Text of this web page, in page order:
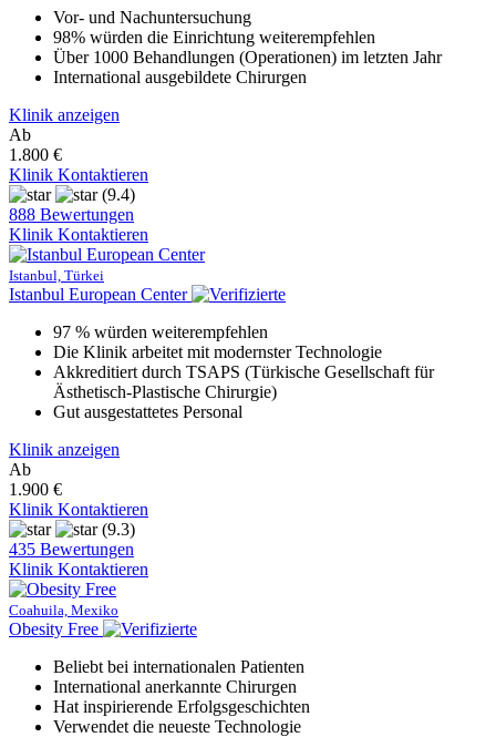
Vor- und Nachuntersuchung
98% würden die Einrichtung weiterempfehlen
Über 1000 Behandlungen (Operationen) im letzten Jahr
International ausgebildete Chirurgen
Klinik anzeigen
Ab
1.800 €
Klinik Kontaktieren
(9.4)
888 Bewertungen
Klinik Kontaktieren
Istanbul, Türkei
Istanbul European Center
97 % würden weiterempfehlen
Die Klinik arbeitet mit modernster Technologie
Akkreditiert durch TSAPS (Türkische Gesellschaft für
Ästhetisch-Plastische Chirurgie)
Gut ausgestattetes Personal
Klinik anzeigen
Ab
1.900 €
Klinik Kontaktieren
(9.3)
435 Bewertungen
Klinik Kontaktieren
Coahuila, Mexiko
Obesity Free
Beliebt bei internationalen Patienten
International anerkannte Chirurgen
Hat inspirierende Erfolgsgeschichten
Verwendet die neueste Technologie